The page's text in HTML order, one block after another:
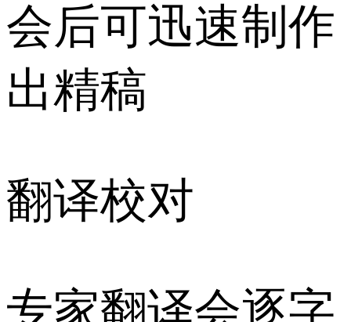
会后可迅速制作
出精稿
翻译校对
专家翻译会逐字